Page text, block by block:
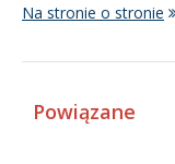
Na stronie o stronie
Powiązane